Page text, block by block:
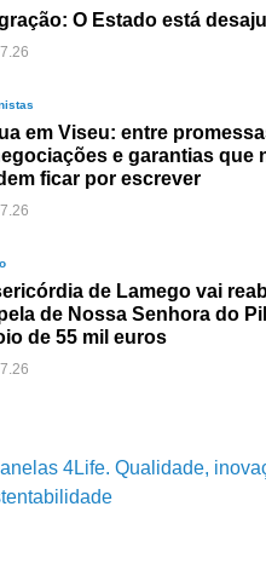
O Estado está
em Viseu: entre
e garantias que
ficar por escrever
de Lamego vai
de Nossa Senhora do
de 55 mil euros